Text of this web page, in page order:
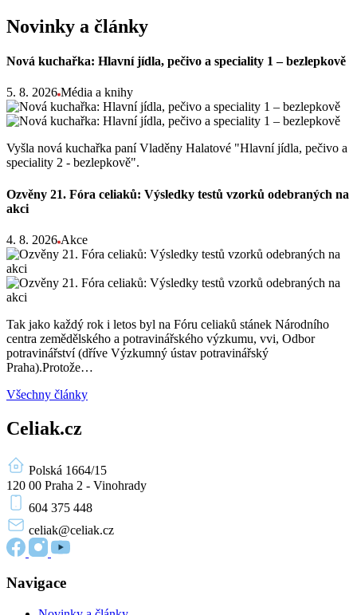
Novinky a články
Nová kuchařka: Hlavní jídla, pečivo a speciality 1 – bezlepkově
5. 8. 2026 Média a knihy
Vyšla nová kuchařka paní Vladěny Halatové "Hlavní jídla, pečivo a
speciality 2 - bezlepkově".
Ozvěny 21. Fóra celiaků: Výsledky testů vzorků odebraných na
akci
4. 8. 2026 Akce
Tak jako každý rok i letos byl na Fóru celiaků stánek Národního
centra zemědělského a potravinářského výzkumu, vvi, Odbor
potravinářství (dříve Výzkumný ústav potravinářský
Praha).Protože…
Všechny články
Celiak.cz
Polská 1664/15
120 00 Praha 2 - Vinohrady
604 375 448
celiak@celiak.cz
Navigace